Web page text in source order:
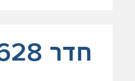
חדר 628